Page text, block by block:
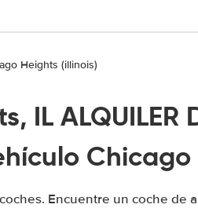
Heights (illinois)
IL ALQUILER
Chicago
Encuentre un coche de